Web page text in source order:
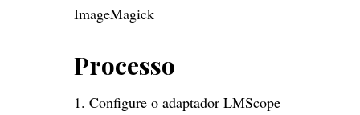
ImageMagick
Processo
1. Configure o adaptador LMScope